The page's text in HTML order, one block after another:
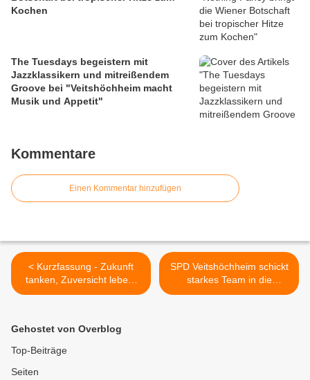
Kochen
The Tuesdays begeistern mit
Jazzklassikern und mitreißendem
Groove bei "Veitshöchheim macht
Musik und Appetit"
Kommentare
Einen Kommentar hinzufügen
< Kurzfassung - Zukunft
tanken, Zuversicht leben:
Jahresforum der Kfz-Innung
begeistert mit Innovation,
Motivation und Humor
SPD Veitshöchheim schickt
starkes Team in die
Kommunalwahl 2026 – 10
Gehostet von Overblog
Top-Beiträge
Seiten